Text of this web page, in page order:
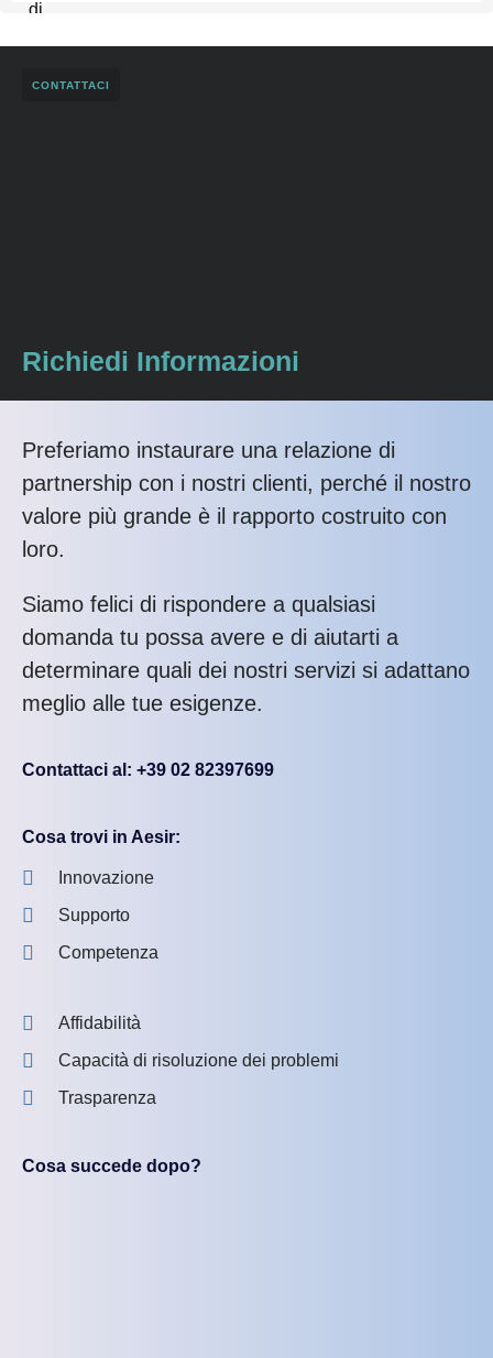
CONTATTACI
Richiedi Informazioni
Preferiamo instaurare una relazione di
partnership con i nostri clienti, perché il nostro
valore più grande è il rapporto costruito con
loro.
Siamo felici di rispondere a qualsiasi
domanda tu possa avere e di aiutarti a
determinare quali dei nostri servizi si adattano
meglio alle tue esigenze.
Contattaci al: +39 02 82397699
Cosa trovi in Aesir:
Innovazione
Supporto
Competenza
Affidabilità
Capacità di risoluzione dei problemi
Trasparenza
Cosa succede dopo?